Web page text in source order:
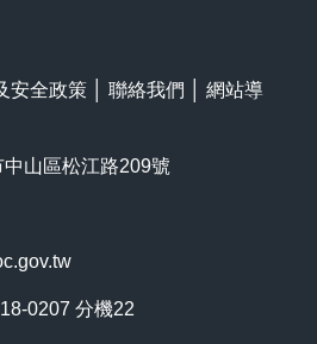
安全政策 聯絡我們
網站導
山區松江路209號
0207 分機22